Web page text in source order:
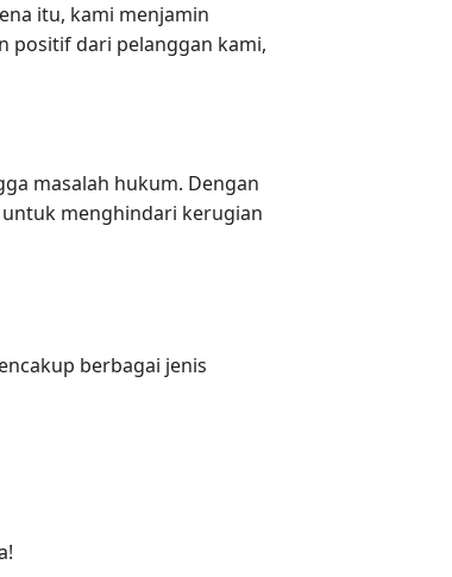
itu, kami menjamin
positif dari pelanggan kami,
masalah hukum. Dengan
untuk menghindari kerugian
berbagai jenis